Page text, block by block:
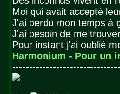
Moi qui avait accepté
J'ai perdu mon temps à
J'ai besoin de me
Pour instant j'ai oublié
Harmonium - Pour un
--------------------------------